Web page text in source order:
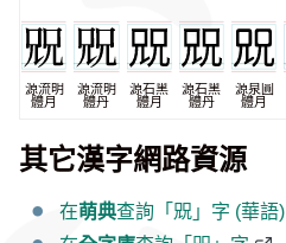
源流明
體月
源流明
體丹
源石黑
體月
源石黑
體丹
源泉圓
體月
其它漢字網路資源
在萌典查詢「㒭」字 (華語)